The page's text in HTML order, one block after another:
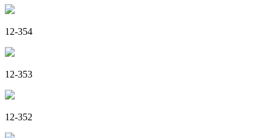
12-354
12-353
12-352